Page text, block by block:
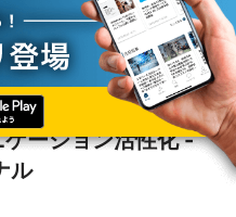
- ヤマト インターナショナル
ーション活性化 -
ル